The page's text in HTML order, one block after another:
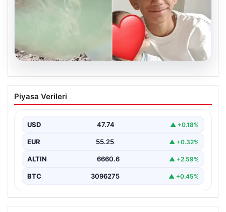
06.08.2026
12 yaşındaki çocuk hafriyat alınan
gölette boğuldu
Oluşan Gölette Boğuldu”, “content”: “ Erzurum’un Oltu…
Piyasa Verileri
USD 47.74 ▲ +0.18%
EUR 55.25 ▲ +0.32%
ALTIN 6660.6 ▲ +2.59%
BTC 3096275 ▲ +0.45%